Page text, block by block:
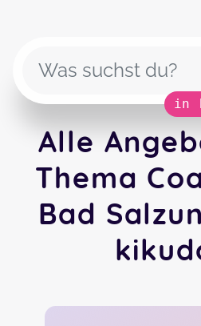
in
Alle
Thema
Bad